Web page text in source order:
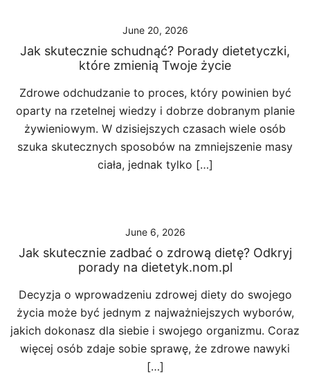
June 20, 2026
Jak skutecznie schudnąć? Porady dietetyczki,
które zmienią Twoje życie
Zdrowe odchudzanie to proces, który powinien być
oparty na rzetelnej wiedzy i dobrze dobranym planie
żywieniowym. W dzisiejszych czasach wiele osób
szuka skutecznych sposobów na zmniejszenie masy
ciała, jednak tylko […]
June 6, 2026
Jak skutecznie zadbać o zdrową dietę? Odkryj
porady na dietetyk.nom.pl
Decyzja o wprowadzeniu zdrowej diety do swojego
życia może być jednym z najważniejszych wyborów,
jakich dokonasz dla siebie i swojego organizmu. Coraz
więcej osób zdaje sobie sprawę, że zdrowe nawyki
[…]